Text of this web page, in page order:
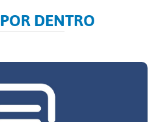
DENTRO